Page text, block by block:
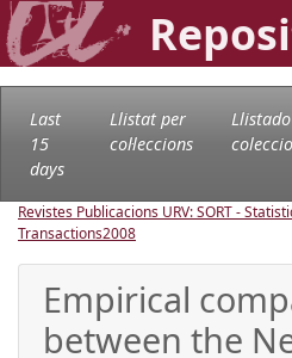
Last
15
days
Llistat per
col·leccions
Revistes Publicacions URV: SORT -
Transactions2008
Empirical
between the